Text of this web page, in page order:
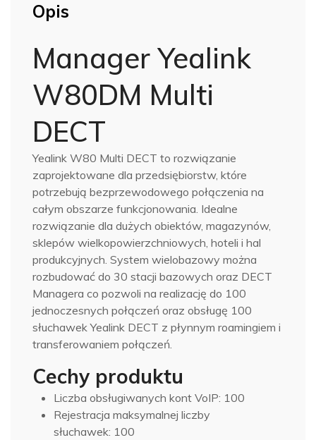
Opis
Manager Yealink
W80DM Multi
DECT
Yealink W80 Multi DECT to rozwiązanie
zaprojektowane dla przedsiębiorstw, które
potrzebują bezprzewodowego połączenia na
całym obszarze funkcjonowania. Idealne
rozwiązanie dla dużych obiektów, magazynów,
sklepów wielkopowierzchniowych, hoteli i hal
produkcyjnych. System wielobazowy można
rozbudować do 30 stacji bazowych oraz DECT
Managera co pozwoli na realizację do 100
jednoczesnych połączeń oraz obsługę 100
słuchawek Yealink DECT z płynnym roamingiem i
transferowaniem połączeń.
Cechy produktu
Liczba obsługiwanych kont VoIP: 100
Rejestracja maksymalnej liczby
słuchawek: 100